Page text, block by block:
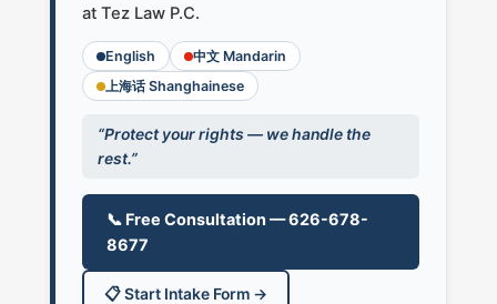
at Tez Law P.C.
English
中文 Mandarin
上海话 Shanghainese
“Protect your rights — we handle the
rest.”
📞 Free Consultation — 626-678-
8677
📋 Start Intake Form →